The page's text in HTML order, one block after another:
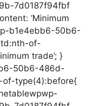
7d0187f94fbf
‘Minimum
b1e4ebb6-50b6-
of-
trade’; }
50b6-486d-
type(4):before{